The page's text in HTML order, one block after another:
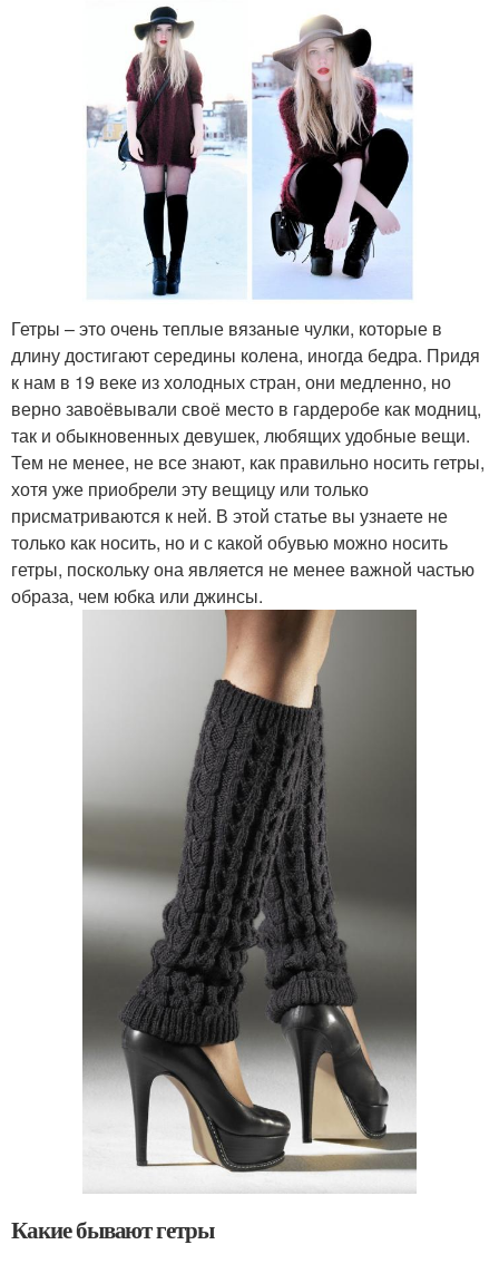
Гетры – это очень теплые вязаные чулки, которые в
длину достигают середины колена, иногда бедра. Придя
к нам в 19 веке из холодных стран, они медленно, но
верно завоёвывали своё место в гардеробе как модниц,
так и обыкновенных девушек, любящих удобные вещи.
Тем не менее, не все знают, как правильно носить гетры,
хотя уже приобрели эту вещицу или только
присматриваются к ней. В этой статье вы узнаете не
только как носить, но и с какой обувью можно носить
гетры, поскольку она является не менее важной частью
образа, чем юбка или джинсы.
Какие бывают гетры